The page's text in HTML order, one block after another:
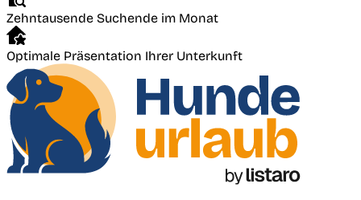
Zehntausende Suchende im Monat
Optimale Präsentation Ihrer Unterkunft